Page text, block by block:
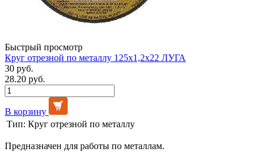
Быстрый просмотр
Круг отрезной по металлу 125х1,2х22 ЛУГА
30 руб.
28.20 руб.
В корзину
Тип: Круг отрезной по металлу
Предназначен для работы по металлам.